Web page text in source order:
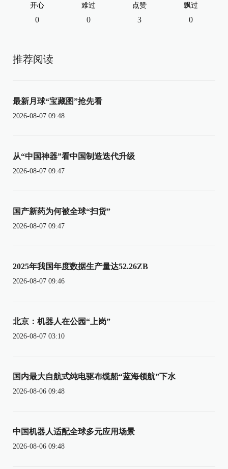
开心
0
难过
0
点赞
3
飘过
0
推荐阅读
最新月球“宝藏图”抢先看
2026-08-07 09:48
从“中国神器”看中国制造迭代升级
2026-08-07 09:47
国产新药为何被全球“扫货”
2026-08-07 09:47
2025年我国年度数据生产量达52.26ZB
2026-08-07 09:46
北京：机器人在公园“上岗”
2026-08-07 03:10
国内最大自航式纯电驱布缆船“蓝海领航”下水
2026-08-06 09:48
中国机器人适配全球多元应用场景
2026-08-06 09:48